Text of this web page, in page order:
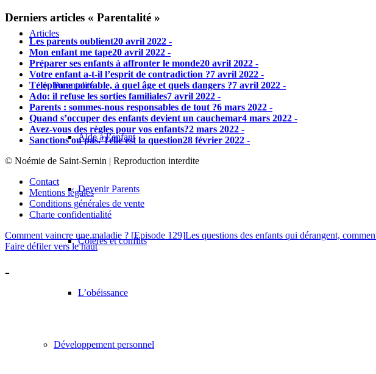
Articles
Parentalité
Aide à l’enfant
Devenir Parents
Colères et conflits
L’obéissance
Développement personnel
Derniers articles « Parentalité »
Les parents oublient20 avril 2022 -
Mon enfant me tape20 avril 2022 -
Préparer ses enfants à affronter le monde20 avril 2022 -
Votre enfant a-t-il l’esprit de contradiction ?7 avril 2022 -
Téléphone portable, à quel âge et quels dangers ?7 avril 2022 -
Ado: il refuse les sorties familiales7 avril 2022 -
Parents : sommes-nous responsables de tout ?6 mars 2022 -
Quand s’occuper des enfants devient un cauchemar4 mars 2022 -
Avez-vous des règles pour vos enfants?2 mars 2022 -
Sanctions ou pas. Telle est la question28 février 2022 -
© Noémie de Saint-Sernin | Reproduction interdite
Contact
Mentions légales
Conditions générales de vente
Charte confidentialité
Comment vaincre une maladie ? [Episode 129]Les questions des enfants qui dérangent,
Faire défiler vers le haut
-